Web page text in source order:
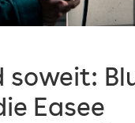
soweit:
Easee